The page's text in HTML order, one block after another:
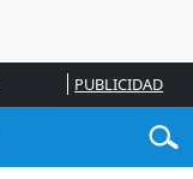
PUBLICIDAD